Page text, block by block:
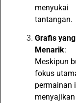
menyukai
tantangan.
Grafis yang
Menarik:
Meskipun
fokus
permainan